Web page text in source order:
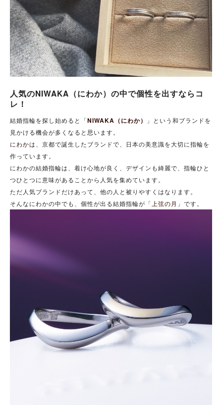
人気のNIWAKA（にわか）の中で個性を出すならコ
レ！
結婚指輪を探し始めると「NIWAKA（にわか）
」という和ブランドを
見かける機会が多くなると思います。
にわかは、京都で誕生したブランドで、日本の美意識を大切に指輪を
作っています。
にわかの結婚指輪は、着け心地が良く、デザインも綺麗で、指輪ひと
つひとつに意味があることから人気を集めています。
ただ人気ブランドだけあって、他の人と被りやすくはなります。
そんなにわかの中でも、個性が出る結婚指輪が「 上弦の月 」です。